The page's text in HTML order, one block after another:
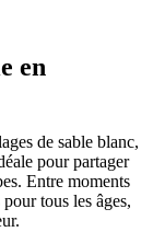
en
de sable blanc,
pour partager
Entre moments
tous les âges,